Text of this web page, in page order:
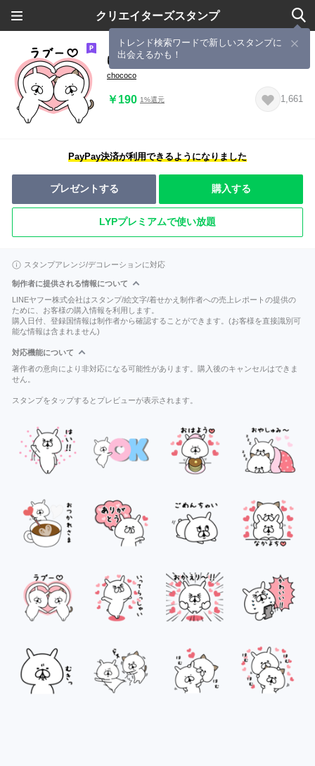
クリエイターズスタンプ
トレンド検索ワードで新しいスタンプに
出会えるかも！
ゆるうさぎ ラブ。
chococo
￥190 1%還元 1,661
PayPay決済が利用できるようになりました
プレゼントする 購入する
LYPプレミアムで使い放題
スタンプアレンジ/デコレーションに対応
制作者に提供される情報について
LINEヤフー株式会社はスタンプ/絵文字/着せかえ制作者への売上レポートの提供の
ために、お客様の購入情報を利用します。
購入日付、登録国情報は制作者から確認することができます。(お客様を直接識別可
能な情報は含まれません)
対応機能について
著作者の意向により非対応になる可能性があります。購入後のキャンセルはできま
せん。
スタンプをタップするとプレビューが表示されます。